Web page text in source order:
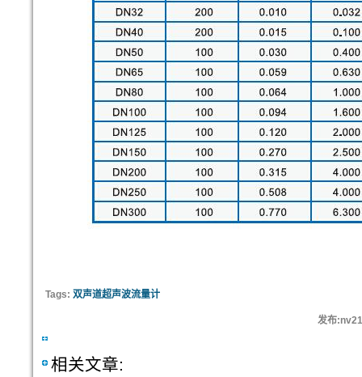
Tags: 双声道超声波流量计
发布
相关文章: